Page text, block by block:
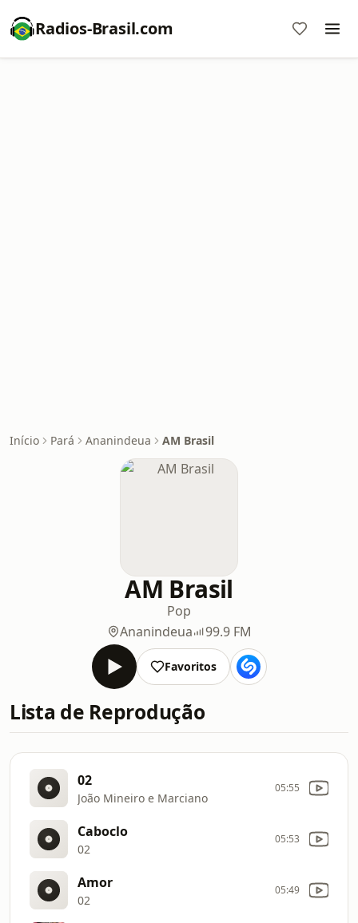
Radios-Brasil.com
Início Pará Ananindeua AM Brasil
AM Brasil
Pop
Ananindeua
99.9 FM
Favoritos
Lista de Reprodução
02
João Mineiro e Marciano
05:55
Caboclo
02
05:53
Amor
02
05:49